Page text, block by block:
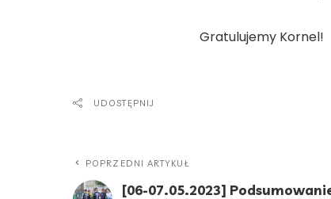
Gratulujemy Kornel!
UDOSTĘPNIJ
POPRZEDNI ARTYKUŁ
[06-07.05.2023]